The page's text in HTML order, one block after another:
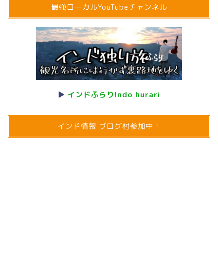
最強ローカルYouTubeチャンネル
▶ インドふらりIndo hurari
インド情報 ブログ村参加中！